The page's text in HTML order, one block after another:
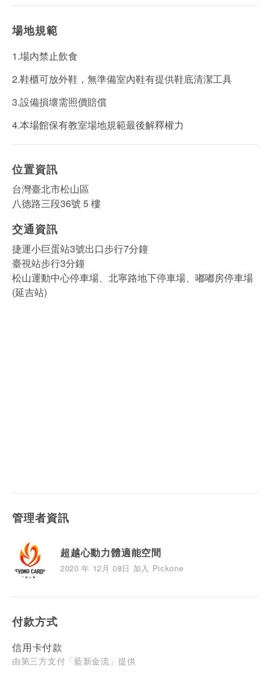
場地規範
1.場內禁止飲食
2.鞋櫃可放外鞋，無準備室內鞋有提供鞋底清潔工具
3.設備損壞需照價賠償
4.本場館保有教室場地規範最後解釋權力
位置資訊
台灣臺北市松山區
八德路三段36號 5 樓
交通資訊
捷運小巨蛋站3號出口步行7分鐘
臺視站步行3分鐘
松山運動中心停車場、北寧路地下停車場、嘟嘟房停車場
(延吉站)
管理者資訊
超越心動力體適能空間
2020 年 12月 08日 加入 Pickone
付款方式
信用卡付款
由第三方支付「藍新金流」提供